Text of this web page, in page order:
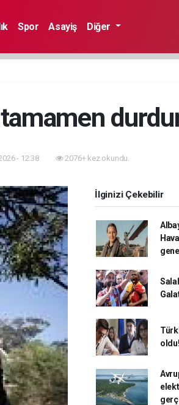
Spor Asayiş Diğer
tamamen
- 12:38 2076+ kez okundu.
İlginizi Çekebilir
oldu!